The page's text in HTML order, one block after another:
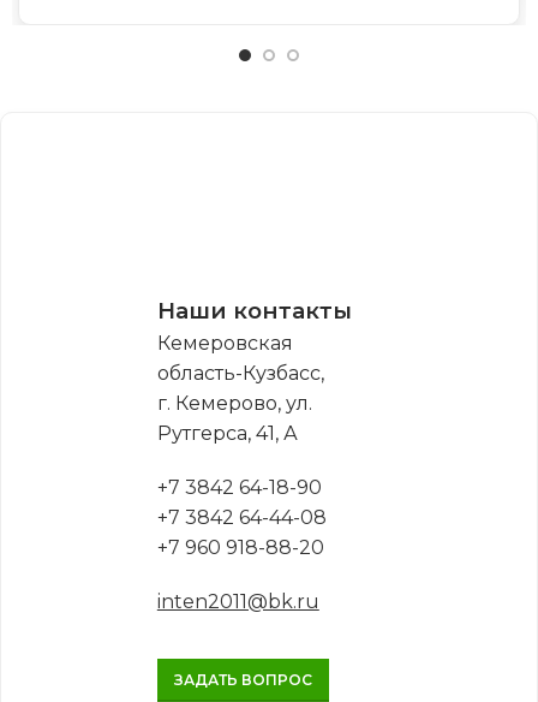
Наши контакты
Кемеровская
область-Кузбасс,
г. Кемерово, ул.
Рутгерса, 41, А
+7 3842 64-18-90
+7 3842 64-44-08
+7 960 918-88-20
inten2011@bk.ru
ЗАДАТЬ ВОПРОС